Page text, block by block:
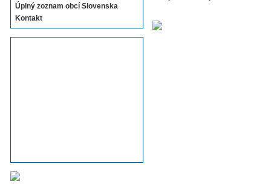
Úplný zoznam obcí Slovenska
Kontakt